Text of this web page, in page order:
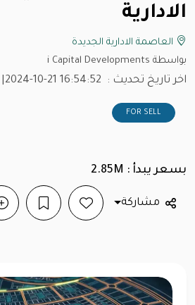
الادارية
العاصمة الادارية الجديدة
بواسطة i Capital Developments
اخر تاريخ تحديث : 2024-10-21 16:54:52
FOR SELL
بسعر يبدأ : 2.85M
مشاركة